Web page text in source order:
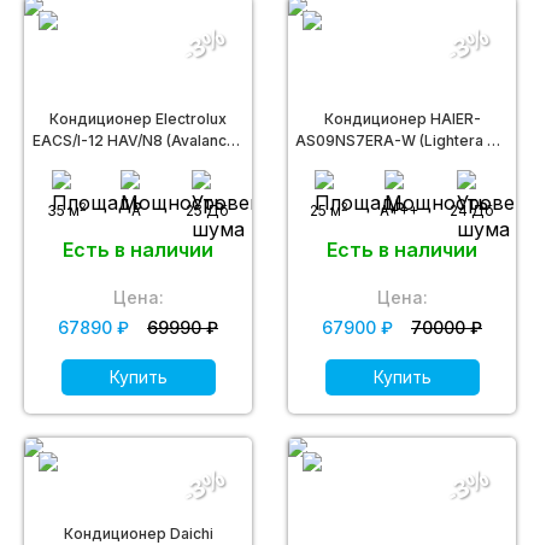
Кондиционер Electrolux
EACS/I-12 HAV/N8 (Avalanche
35 м2 A 25 Дб
Есть в наличии
-3%
Цена:
67890 ₽
69990 ₽
Купить
Кондиционер HAIER-
AS09NS7ERA-W (Lightera DC
25 м2 A+++ 24 Дб
Есть в наличии
-3%
Цена:
67900 ₽
70000 ₽
Купить
Кондиционер Daichi
-3% -3%